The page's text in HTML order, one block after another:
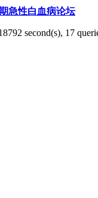
急性白血病论坛
second(s), 17